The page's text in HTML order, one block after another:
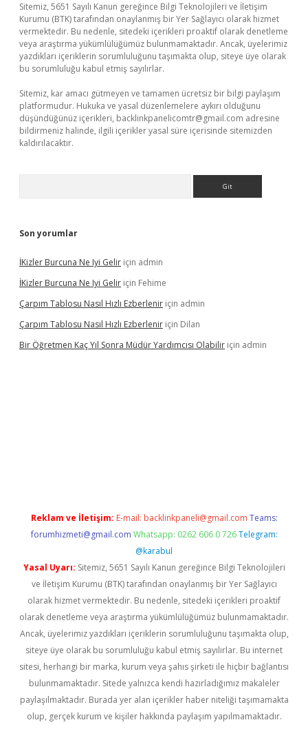
Sitemiz, 5651 Sayılı Kanun gereğince Bilgi Teknolojileri ve İletişim
Kurumu (BTK) tarafından onaylanmış bir Yer Sağlayıcı olarak hizmet
vermektedir. Bu nedenle, sitedeki içerikleri proaktif olarak denetleme
veya araştırma yükümlülüğümüz bulunmamaktadır. Ancak, üyelerimiz
yazdıkları içeriklerin sorumluluğunu taşımakta olup, siteye üye olarak
bu sorumluluğu kabul etmiş sayılırlar.
Sitemiz, kar amacı gütmeyen ve tamamen ücretsiz bir bilgi paylaşım
platformudur. Hukuka ve yasal düzenlemelere aykırı olduğunu
düşündüğünüz içerikleri, backlinkpanelicomtr@gmail.com adresine
bildirmeniz halinde, ilgili içerikler yasal süre içerisinde sitemizden
kaldırılacaktır.
Son yorumlar
İKizler Burcuna Ne Iyi Gelir için admin
İKizler Burcuna Ne Iyi Gelir için Fehime
Çarpım Tablosu Nasıl Hızlı Ezberlenir için admin
Çarpım Tablosu Nasıl Hızlı Ezberlenir için Dilan
Bir Öğretmen Kaç Yıl Sonra Müdür Yardımcısı Olabilir için admin
Reklam ve İletişim: E-mail: backlinkpaneli@gmail.com Teams:
forumhizmeti@gmail.com Whatsapp: 0262 606 0 726 Telegram:
@karabul
Yasal Uyarı: Sitemiz, 5651 Sayılı Kanun gereğince Bilgi Teknolojileri
ve İletişim Kurumu (BTK) tarafından onaylanmış bir Yer Sağlayıcı
olarak hizmet vermektedir. Bu nedenle, sitedeki içerikleri proaktif
olarak denetleme veya araştırma yükümlülüğümüz bulunmamaktadır.
Ancak, üyelerimiz yazdıkları içeriklerin sorumluluğunu taşımakta olup,
siteye üye olarak bu sorumluluğu kabul etmiş sayılırlar. Bu internet
sitesi, herhangi bir marka, kurum veya şahıs şirketi ile hiçbir bağlantısı
bulunmamaktadır. Sitede yalnızca kendi hazırladığımız makaleler
paylaşılmaktadır. Burada yer alan içerikler haber niteliği taşımamakta
olup, gerçek kurum ve kişiler hakkında paylaşım yapılmamaktadır.